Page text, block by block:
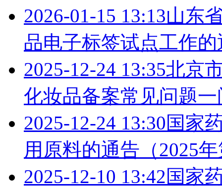
2026-01-15 13:13山东
品电子标签试点工作的
2025-12-24 13:35北京
化妆品备案常见问题
2025-12-24 13:30国家
用原料的通告（2025
2025-12-10 13:42国家